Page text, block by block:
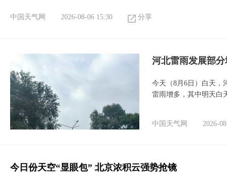
中国天气网 2026-08-06 15:30 分享
河北雷雨发展部
今天（8月6日）白天，
雷雨增多，其中明天白
中国天气网 2026-
今日份天空“显眼包” 北京浓积云强势抢镜